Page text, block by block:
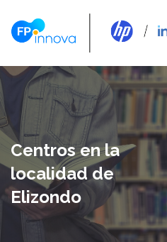
Centros en la
localidad de
Elizondo